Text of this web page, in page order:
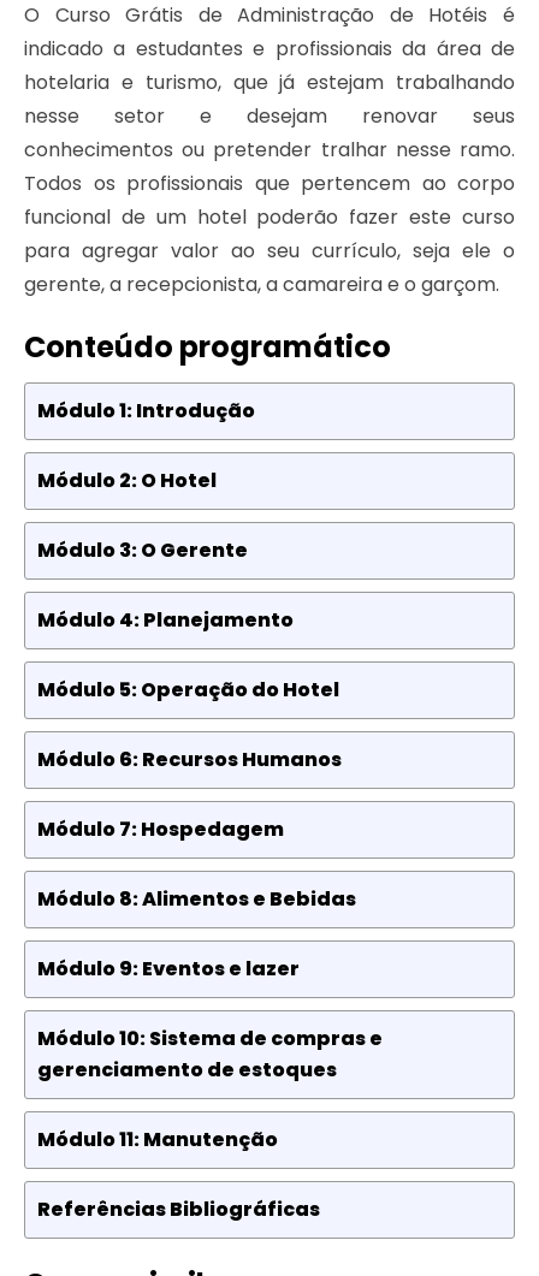
O Curso Grátis de Administração de Hotéis é
indicado a estudantes e profissionais da área de
hotelaria e turismo, que já estejam trabalhando
nesse setor e desejam renovar seus
conhecimentos ou pretender tralhar nesse ramo.
Todos os profissionais que pertencem ao corpo
funcional de um hotel poderão fazer este curso
para agregar valor ao seu currículo, seja ele o
gerente, a recepcionista, a camareira e o garçom.
Conteúdo programático
Módulo 1: Introdução
Módulo 2: O Hotel
Módulo 3: O Gerente
Módulo 4: Planejamento
Módulo 5: Operação do Hotel
Módulo 6: Recursos Humanos
Módulo 7: Hospedagem
Módulo 8: Alimentos e Bebidas
Módulo 9: Eventos e lazer
Módulo 10: Sistema de compras e
gerenciamento de estoques
Módulo 11: Manutenção
Referências Bibliográficas